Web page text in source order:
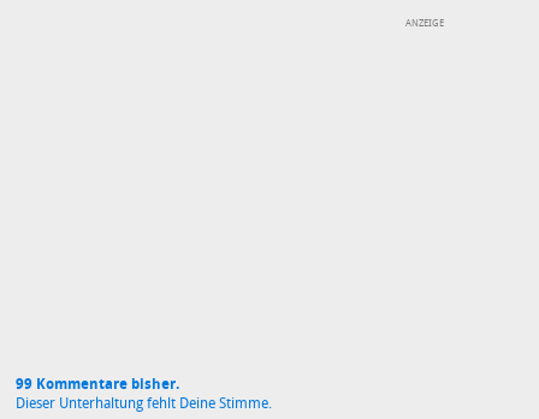
99 Kommentare bisher.
Dieser Unterhaltung fehlt Deine Stimme.